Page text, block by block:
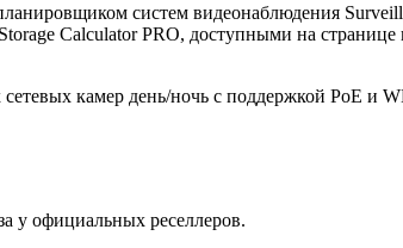
систем видеонаблюдения
Calculator PRO, доступными на странице
камер день/ночь с поддержкой PoE и
у официальных реселлеров.